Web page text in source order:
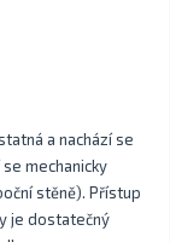
a nachází se
mechanicky
stěně). Přístup
je dostatečný